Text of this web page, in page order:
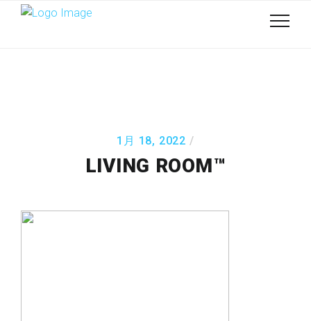
1月 18, 2022
LIVING ROOM™